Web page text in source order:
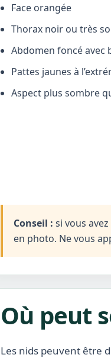
Face orangée
Thorax noir ou très
Abdomen foncé avec
Pattes jaunes à
Aspect plus sombre
Conseil : si vous
en photo. Ne vous
Où peut
Les nids peuvent être